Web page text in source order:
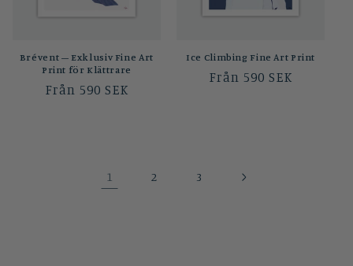
Brévent – Exklusiv Fine Art
Print för Klättrare
Ordinarie
Från 590 SEK
Ice Climbing Fine Art Print
Ordinarie
Från 590 SEK
1 2 3